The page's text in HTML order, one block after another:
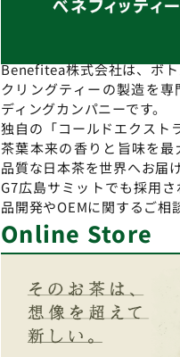
Benefitea株式会社は、ボ
クリングティーの製造を
ディングカンパニーです。
独自の「コールドエクスト
茶葉本来の香りと旨味を
品質な日本茶を世界へお届
G7広島サミットでも採用
品開発やOEMに関するご相
Online Store